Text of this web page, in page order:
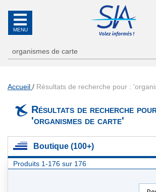
Accueil Résultats de recherche pour :
Résultats de recherche
'organismes de carte'
Boutique (100+)
Produits 1-176 sur 176